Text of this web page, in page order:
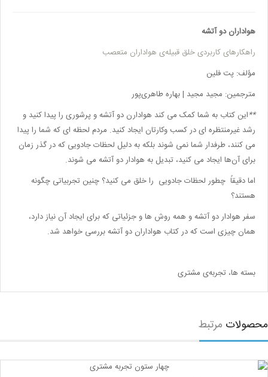
هواداران دو آتشه
راهکارهای کاربردی خلق قبیله‌ی هواداران متعصب
مؤلف: پت فلین
مترجمین: مجید مجید | بهاره طاهری‌پور
این کتاب به شما کمک می کندهوادارن دو آتشهو پرشوری را پیدا کنید و
رشد غیرمنتظره ای در کسب وکارتان ایجاد کنید.مردم لحظه ای که شما را پیدا
می کنند، طرفدار شما نمی شوند بلکه به دلیل لحظات جادویی که در گذر زمان
برای آن‌ها ایجاد می کنید، تبدیل به هوادار دو آتشه می ‌شوند.
اما دقیقاً چطور لحظات جادویی را خلق می کنید؟ چنین تجربیاتی چگونه
هستند؟
سفر هوادار دو آتشه و همه روش ها و جزئیاتی که برای ایجاد آن نیاز دارد،
همان چیزی است که در کتاب هواداران دو آتشه بررسی خواهد شد.
بسته ها، تجربه‌ی مشتری
مرتبط